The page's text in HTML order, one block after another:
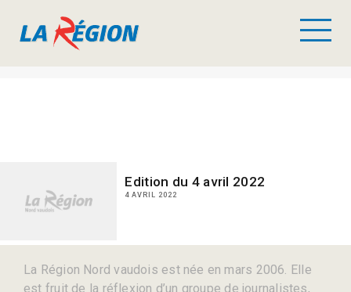
Edition du 4 avril 2022
4 AVRIL 2022
La Région Nord vaudois est née en mars 2006. Elle
est fruit de la réflexion d’un groupe de journalistes,